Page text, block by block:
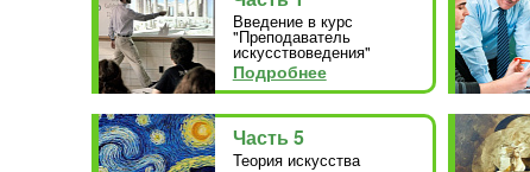
Введение в курс
"Преподаватель
искусствоведения"
Подробнее
Часть 5
Теория искусства